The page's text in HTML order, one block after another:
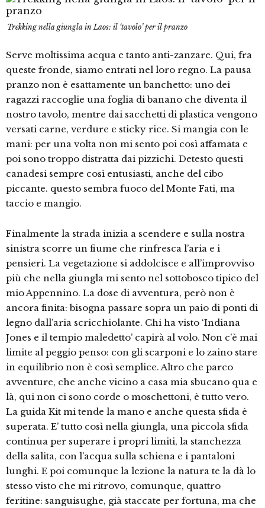
Trekking nella giungla in Laos: il ‘tavolo’ per il pranzo
Serve moltissima acqua e tanto anti-zanzare. Qui, fra
queste fronde, siamo entrati nel loro regno. La pausa
pranzo non è esattamente un banchetto: uno dei
ragazzi raccoglie una foglia di banano che diventa il
nostro tavolo, mentre dai sacchetti di plastica vengono
versati carne, verdure e sticky rice. Si mangia con le
mani: per una volta non mi sento poi così affamata e
poi sono troppo distratta dai pizzichi. Detesto questi
canadesi sempre così entusiasti, anche del cibo
piccante. questo sembra fuoco del Monte Fati, ma
taccio e mangio.
Finalmente la strada inizia a scendere e sulla nostra
sinistra scorre un fiume che rinfresca l’aria e i
pensieri. La vegetazione si addolcisce e all’improvviso
più che nella giungla mi sento nel sottobosco tipico del
mio Appennino. La dose di avventura, però non è
ancora finita: bisogna passare sopra un paio di ponti di
legno dall’aria scricchiolante. Chi ha visto ‘Indiana
Jones e il tempio maledetto’ capirà al volo. Non c’è mai
limite al peggio penso: con gli scarponi e lo zaino stare
in equilibrio non è così semplice. Altro che parco
avventure, che anche vicino a casa mia sbucano qua e
là, qui non ci sono corde o moschettoni, è tutto vero.
La guida Kit mi tende la mano e anche questa sfida è
superata. E’ tutto così nella giungla, una piccola sfida
continua per superare i propri limiti, la stanchezza
della salita, con l’acqua sulla schiena e i pantaloni
lunghi. E poi comunque la lezione la natura te la dà lo
stesso visto che mi ritrovo, comunque, quattro
feritine: sanguisughe, già staccate per fortuna, ma che